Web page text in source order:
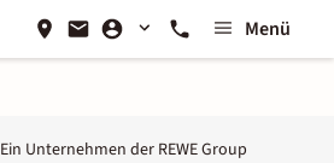
Menü
Ein Unternehmen der REWE Group